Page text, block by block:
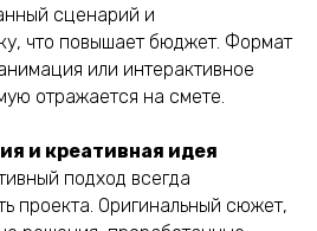
сценарий и
что повышает бюджет. Формат
или интерактивное
отражается на смете.
и креативная идея
подход всегда
проекта. Оригинальный сюжет,